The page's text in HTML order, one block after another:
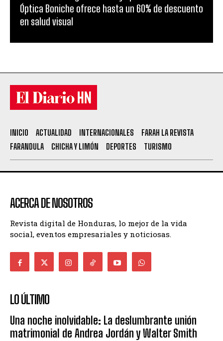
Óptica Boniche ofrece hasta un 60% de descuento
en salud visual
INICIO ACTUALIDAD INTERNACIONALES
FARAH LA REVISTA
FARANDULA
CHICHA Y LIMÓN DEPORTES TURISMO
ACERCA DE NOSOTROS
Revista digital de Honduras, lo mejor de la vida
social, eventos empresariales y noticiosas.
LO ÚLTIMO
Una noche inolvidable: La deslumbrante unión
matrimonial de Andrea Jordán y Walter Smith